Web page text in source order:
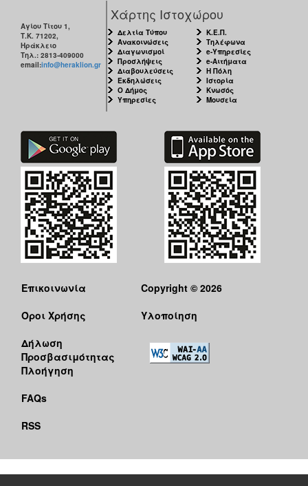
Αγίου Τίτου 1,
Τ.Κ. 71202,
Ηράκλειο
Τηλ.: 2813-409000
email:info@heraklion.gr
Χάρτης Ιστοχώρου
Δελτία Τύπου
Ανακοινώσεις
Διαγωνισμοί
Προσλήψεις
Διαβουλεύσεις
Εκδηλώσεις
Ο Δήμος
Υπηρεσίες
Κ.Ε.Π.
Τηλέφωνα
e-Υπηρεσίες
e-Αιτήματα
Η Πόλη
Ιστορία
Κνωσός
Μουσεία
Επικοινωνία
Όροι Χρήσης
Δήλωση
Προσβασιμότητας
Πλοήγηση
FAQs
RSS
Copyright © 2026
Υλοποίηση